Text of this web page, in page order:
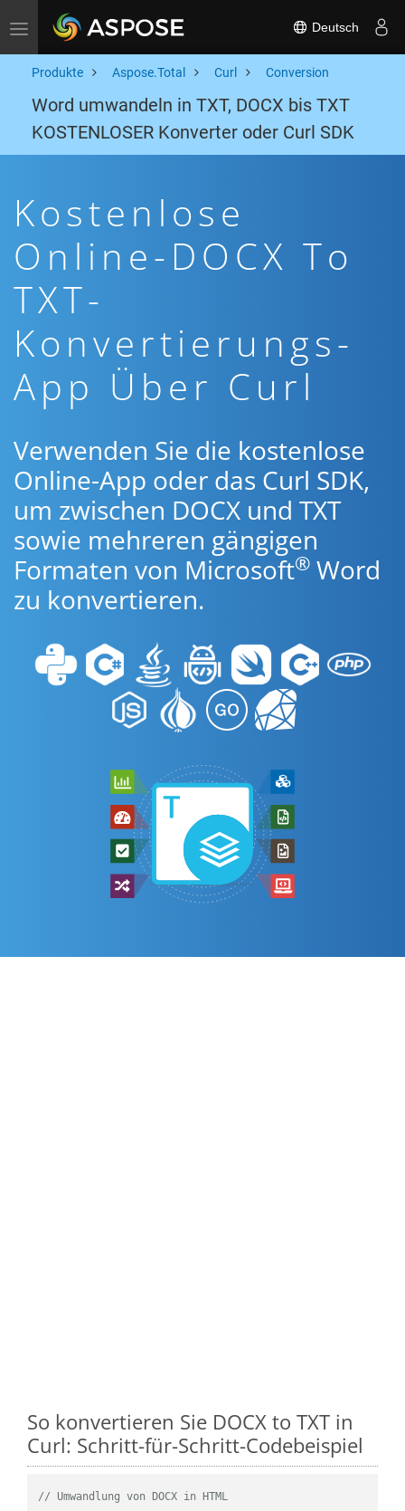
Toggle navigation Deutsch
Produkte Aspose.Total Curl Conversion
Word umwandeln in TXT, DOCX bis TXT
KOSTENLOSER Konverter oder Curl SDK
Kostenlose
Online-DOCX To
TXT-
Konvertierungs-
App Über Curl
Verwenden Sie die kostenlose
Online-App oder das Curl SDK,
um zwischen DOCX und TXT
sowie mehreren gängigen
Formaten von Microsoft® Word
zu konvertieren.
So konvertieren Sie DOCX to TXT in
Curl: Schritt-für-Schritt-Codebeispiel
// Umwandlung von DOCX in HTML